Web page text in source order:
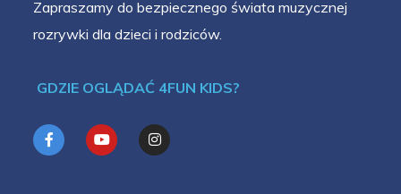
Zapraszamy do bezpiecznego świata muzycznej
rozrywki dla dzieci i rodziców.
GDZIE OGLĄDAĆ 4FUN KIDS?